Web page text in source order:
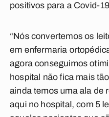
positivos para a Covid-
“Nós convertemos os
em enfermaria
agora conseguimos
hospital não fica mais
ainda temos uma ala de
aqui no hospital, com 5